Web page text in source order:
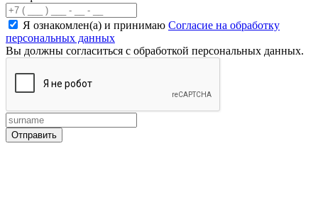
Я ознакомлен(а) и принимаю Согласие на обработку
персональных данных
Вы должны согласиться с обработкой персональных данных.